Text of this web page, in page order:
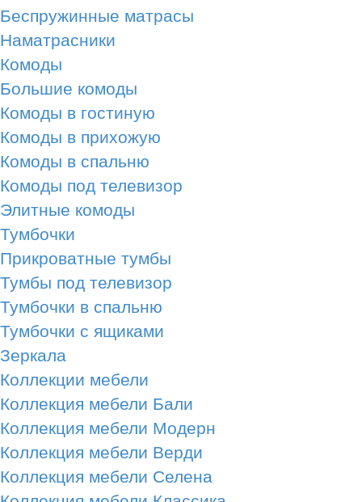
Беспружинные матрасы
Наматрасники
Комоды
Большие комоды
Комоды в гостиную
Комоды в прихожую
Комоды в спальню
Комоды под телевизор
Элитные комоды
Тумбочки
Прикроватные тумбы
Тумбы под телевизор
Тумбочки в спальню
Тумбочки с ящиками
Зеркала
Коллекции мебели
Коллекция мебели Бали
Коллекция мебели Модерн
Коллекция мебели Верди
Коллекция мебели Селена